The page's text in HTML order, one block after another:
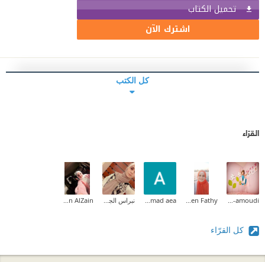
تحميل الكتاب
اشترك الآن
كل الكتب
القرّاء
كل القرّاء